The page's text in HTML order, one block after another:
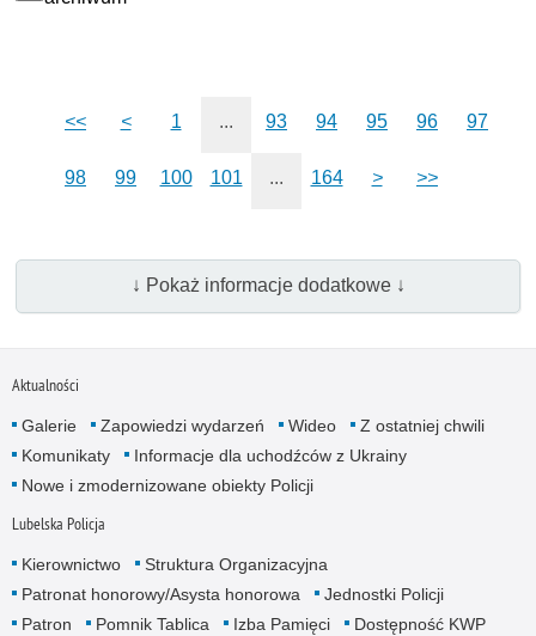
<< < 1 ... 93 94 95 96 97
98 99 100 101 ... 164 > >>
↓ Pokaż informacje dodatkowe ↓
Aktualności
Galerie Zapowiedzi wydarzeń Wideo
Z ostatniej chwili
Komunikaty
Informacje dla uchodźców z Ukrainy
Nowe i zmodernizowane obiekty Policji
Lubelska Policja
Kierownictwo
Struktura Organizacyjna
Patronat honorowy/Asysta honorowa
Jednostki Policji
Patron
Pomnik Tablica Izba Pamięci Dostępność KWP